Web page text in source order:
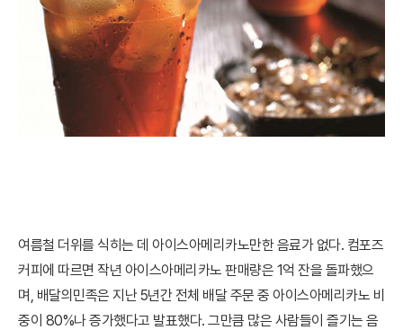
여름철 더위를 식히는 데 아이스아메리카노만한 음료가 없다. 컴포즈
커피에 따르면 작년 아이스아메리카노 판매량은 1억 잔을 돌파했으
며, 배달의민족은 지난 5년간 전체 배달 주문 중 아이스아메리카노 비
중이 80%나 증가했다고 발표했다. 그만큼 많은 사람들이 즐기는 음